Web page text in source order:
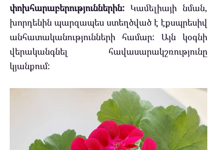
փոխհարաբերություններին: Կամելիայի նման,
խորդենին պարզապես ստեղծված է էքսպրեսիվ
անհատականությունների համար: Այն կօգնի
վերականգնել հավասարակշռությունը
կյանքում: